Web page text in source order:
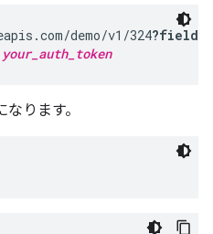
demo/v1/324
your_auth_token
ります。